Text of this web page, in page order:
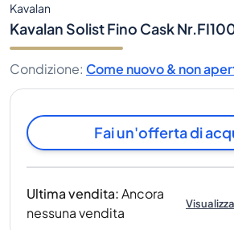
Kavalan
Kavalan Solist Fino Cask
Condizione: Come nuovo & non
Fai un'offerta di
Ultima vendita:Ancora
nessuna vendita